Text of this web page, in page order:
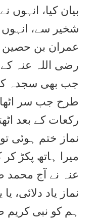
بیان کیا،
شخیر سے،
عمران بن حصین
رضی اللہ عنہ کے
جب بھی سجدہ
طرح جب سر
رکعات کے بعد
نماز ختم ہوئی
میرا ہاتھ پکڑ
عنہ نے آج محمد
نماز یاد
ہم کو نبی کریم